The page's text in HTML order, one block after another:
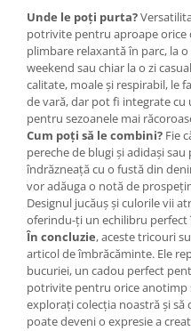
Unde le poți purta?
potrivite pentru aproape
plimbare relaxantă în parc, la
weekend sau chiar la o zi
calitate, moale și respirabil, le
de vară, dar pot fi integrate
pentru sezoanele mai
Cum poți să le combini? Fie
pereche de blugi și adidași
îndrăzneață cu o fustă din
vor adăuga o notă de
Designul jucăuș și culorile vii
oferindu-ți un echilibru perfect
În concluzie, aceste tricouri
articol de îmbrăcăminte. Ele
bucuriei, un cadou perfect
potrivite pentru orice anotimp
explorați colecția noastră și
poate deveni o expresie a